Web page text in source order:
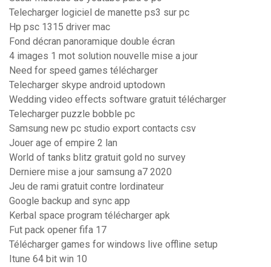
Telecharger logiciel de manette ps3 sur pc
Hp psc 1315 driver mac
Fond décran panoramique double écran
4 images 1 mot solution nouvelle mise a jour
Need for speed games télécharger
Telecharger skype android uptodown
Wedding video effects software gratuit télécharger
Telecharger puzzle bobble pc
Samsung new pc studio export contacts csv
Jouer age of empire 2 lan
World of tanks blitz gratuit gold no survey
Derniere mise a jour samsung a7 2020
Jeu de rami gratuit contre lordinateur
Google backup and sync app
Kerbal space program télécharger apk
Fut pack opener fifa 17
Télécharger games for windows live offline setup
Itune 64 bit win 10